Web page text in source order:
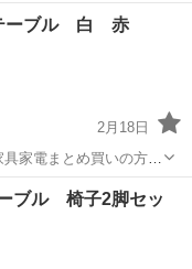
務全般 希望や適性に
メント業務にも携われ
ーブル 白 赤
2月18日
ット ダイニング
ブル 椅子2脚セッ